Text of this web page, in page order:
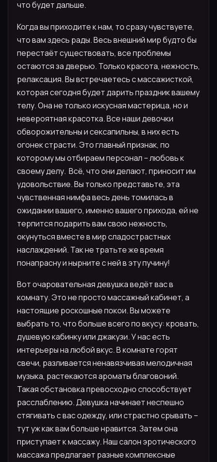
что будет дальше.
Когда вы приходите к нам, то сразу чувствуете,
что вам здесь рады. Весь внешний мир будто бы
перестаёт существовать, все проблемы
остаются за дверью. Только красота, нежность,
релаксация. Вы встречаетесь с массажисткой,
которая сегодня будет дарить праздник вашему
телу. Она не только искусная мастерица, но и
невероятная красотка. Все наши девочки
обворожительны и сексапильны, в них есть
огонек страсти. Это главный признак, по
которому мы отбираем персонал – любовь к
своему делу. Всё, что они делают, приносит им
удовольствие. Вы только представьте, эта
чувственная нимфа весь день томилась в
ожидании вашего, именно вашего прихода, ей не
терпится подарить вам свою нежность,
окунуться вместе в мир сладострастных
наслаждений. Так не тратьте же время
понапрасну и нырните с ней в эту пучину!
Вот очаровательная девушка ведёт вас в
комнату. Это не просто массажный кабинет, а
настоящие роскошные покои. Вы можете
выбрать то, что больше всего по вкусу: кровать,
душевую кабинку или джакузи. У нас есть
интерьеры на любой вкус. В комнате горят
свечи, разливается ненавязчивая мелодичная
музыка, растекаются ароматы благовоний.
Такая обстановка превосходно способствует
расслаблению. Девушка начинает неспешно
стягивать с вас одежду, или страстно срывать –
тут уж как вам больше нравится. Затем она
приступает к массажу. Наш салон эротического
массажа предлагает разные комплексные